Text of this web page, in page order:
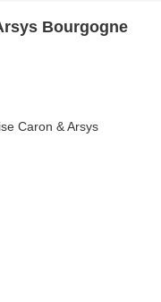
Bourgogne